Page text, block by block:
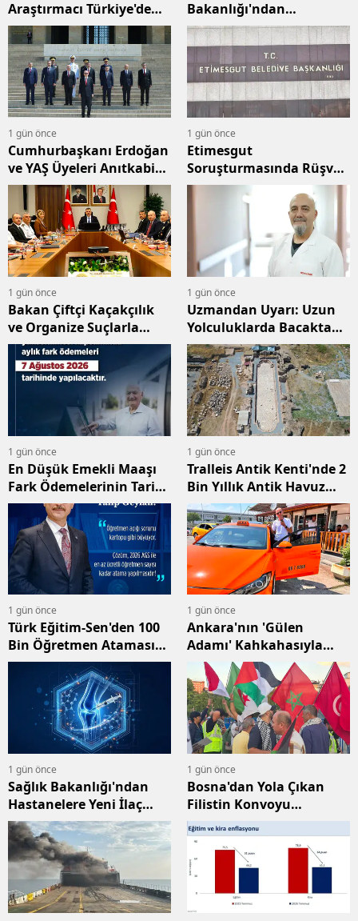
Araştırmacı Türkiye'de
Proje Yürütecek
Bakanlığı'ndan
Bodrum'da 2 Arsa İçin
Tahsis Müzakeresi
1 gün önce
Cumhurbaşkanı Erdoğan
ve YAŞ Üyeleri Anıtkabir'i
Ziyaret Etti
1 gün önce
Etimesgut
Soruşturmasında Rüşvet
İddiaları: İfade
Tutanaklarında Dikkat
1 gün önce
Bakan Çiftçi Kaçakçılık
ve Organize Suçlarla
Mücadeleyi Değerlendirdi
1 gün önce
Uzmandan Uyarı: Uzun
Yolculuklarda Bacakta
Pıhtı Riski Artıyor
1 gün önce
En Düşük Emekli Maaşı
Fark Ödemelerinin Tarihi
Açıklandı
1 gün önce
Tralleis Antik Kenti'nde 2
Bin Yıllık Antik Havuz
Gün Yüzüne Çıkarıldı
1 gün önce
Türk Eğitim-Sen'den 100
Bin Öğretmen Ataması
Çağrısı
1 gün önce
Ankara'nın 'Gülen
Adamı' Kahkahasıyla
Yolcularını Güldürüyor
1 gün önce
Sağlık Bakanlığı'ndan
Hastanelere Yeni İlaç
Temini Talimatı
1 gün önce
Bosna'dan Yola Çıkan
Filistin Konvoyu
Ankara'da Karşılandı